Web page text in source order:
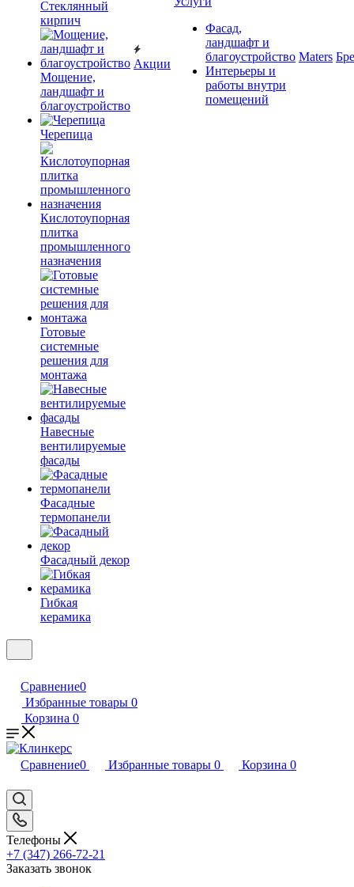
Cтеклянный
кирпич
Мощение,
ландшафт и
благоустройство
Черепица
Кислотоупорная
плитка
промышленного
назначения
Готовые
системные
решения для
монтажа
Навесные
вентилируемые
фасады
Фасадные
термопанели
Фасадный декор
Гибкая
керамика
Акции
Фасад,
ландшафт и
благоустройство
Интерьеры и
работы внутри
помещений
Maters
Сравнение0
Избранные товары 0
Корзина 0
Сравнение0 Избранные товары 0 Корзина 0
Телефоны
+7 (347) 266-72-21
Заказать звонок